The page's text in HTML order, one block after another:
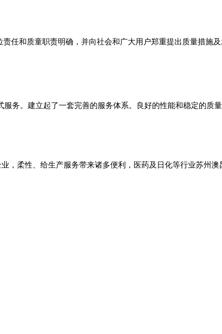
任和质童职责明确，并向社会和广大用户郑重提出质量措施
务。建立起了一套完善的服务体系。良好的性能和稳定的质
，柔性、给生产服务带来诸多便利，医药及日化等行业苏州